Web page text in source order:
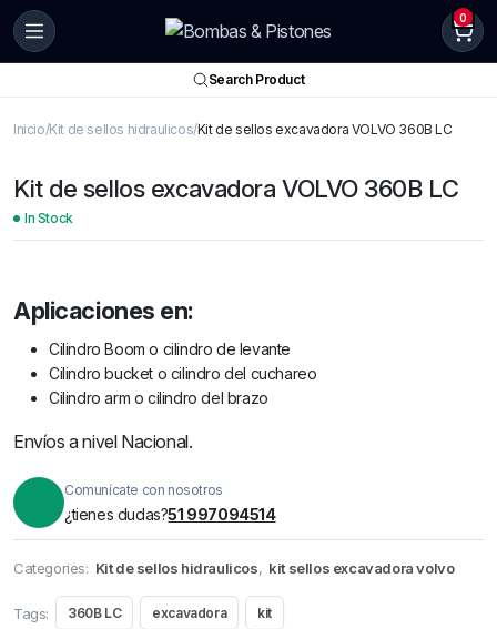
0
Search Product
Inicio Kit de sellos hidraulicos Kit de sellos excavadora VOLVO 360B LC
Kit de sellos excavadora VOLVO 360B LC
In Stock
Aplicaciones en:
Cilindro Boom o cilindro de levante
Cilindro bucket o cilindro del cuchareo
Cilindro arm o cilindro del brazo
Envíos a nivel Nacional.
Comunícate con nosotros
¿tienes dudas?51 997094514
Categories: Kit de sellos hidraulicos, kit sellos excavadora volvo
Tags: 360B LC excavadora kit